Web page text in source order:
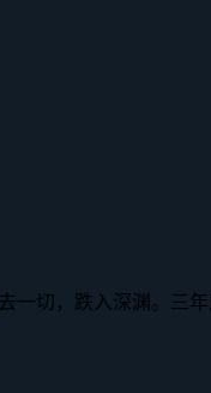
切，跌入深渊。三年